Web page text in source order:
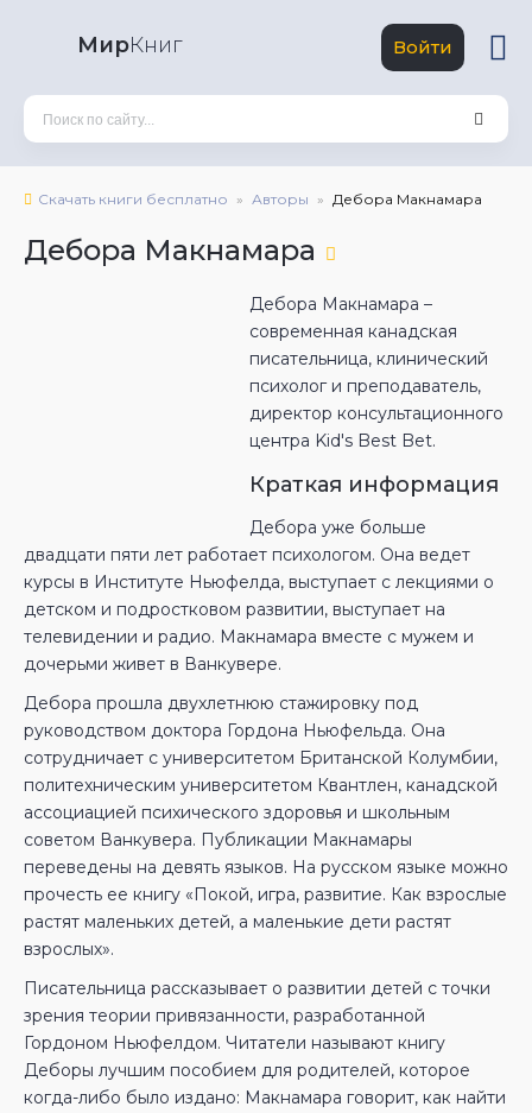
МирКниг Войти
Скачать книги бесплатно Авторы Дебора Макнамара
Дебора Макнамара
Дебора Макнамара –
современная канадская
писательница, клинический
психолог и преподаватель,
директор консультационного
центра Kid's Best Bet.
Краткая информация
Дебора уже больше
двадцати пяти лет работает психологом. Она ведет
курсы в Институте Ньюфелда, выступает с лекциями о
детском и подростковом развитии, выступает на
телевидении и радио. Макнамара вместе с мужем и
дочерьми живет в Ванкувере.
Дебора прошла двухлетнюю стажировку под
руководством доктора Гордона Ньюфельда. Она
сотрудничает с университетом Британской Колумбии,
политехническим университетом Квантлен, канадской
ассоциацией психического здоровья и школьным
советом Ванкувера. Публикации Макнамары
переведены на девять языков. На русском языке можно
прочесть ее книгу «Покой, игра, развитие. Как взрослые
растят маленьких детей, а маленькие дети растят
взрослых».
Писательница рассказывает о развитии детей с точки
зрения теории привязанности, разработанной
Гордоном Ньюфелдом. Читатели называют книгу
Деборы лучшим пособием для родителей, которое
когда-либо было издано: Макнамара говорит, как найти